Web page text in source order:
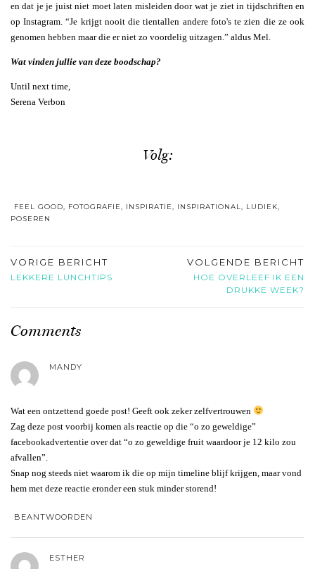
en dat je je juist niet moet laten misleiden door wat je ziet in tijdschriften en
op Instagram. “Je krijgt nooit die tientallen andere foto's te zien die ze ook
genomen hebben maar die er niet zo voordelig uitzagen.” aldus Mel.
Wat vinden jullie van deze boodschap?
Until next time,
Serena Verbon
Volg:
FEEL GOOD, FOTOGRAFIE, INSPIRATIE, INSPIRATIONAL, LUDIEK,
POSEREN
VORIGE BERICHT
LEKKERE LUNCHTIPS
VOLGENDE BERICHT
HOE OVERLEEF IK EEN
DRUKKE WEEK?
Comments
MANDY
Wat een ontzettend goede post! Geeft ook zeker zelfvertrouwen
Zag deze post voorbij komen als reactie op die “o zo geweldige”
facebookadvertentie over dat “o zo geweldige fruit waardoor je 12 kilo zou
afvallen”.
Snap nog steeds niet waarom ik die op mijn timeline blijf krijgen, maar vond
hem met deze reactie eronder een stuk minder storend!
BEANTWOORDEN
ESTHER